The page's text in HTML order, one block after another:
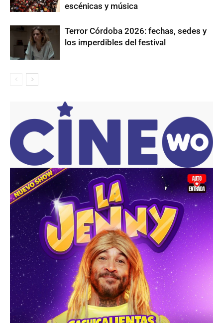
escénicas y música
Terror Córdoba 2026: fechas, sedes y
los imperdibles del festival